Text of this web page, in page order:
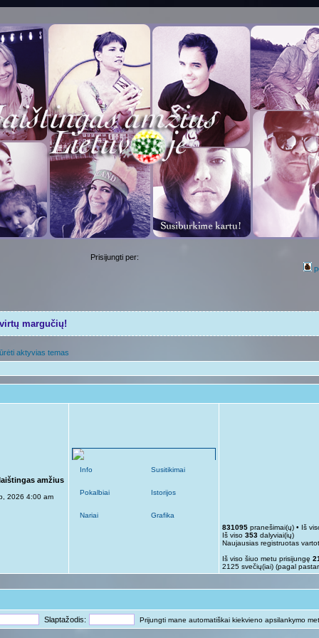
Prisijungti per:
margučių!
aktyvias temas
amžius
2026 4:00 am
Info
Pokalbiai
Nariai
Susitikimai
Istorijos
Grafika
831095 pranešimai(ų) • Iš
Iš viso 353 dalyviai(ių)
Naujausias registruotas
Iš viso šiuo metu prisijungę
2125 svečių(iai) (pagal
Slaptažodis: Prijungti mane automatiškai kiekvieno apsilankymo